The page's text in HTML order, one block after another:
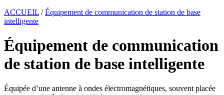
ACCUEIL /Équipement de communication de station de base
intelligente
Équipement de communication
de station de base intelligente
Équipée d’une antenne à ondes électromagnétiques, souvent placée